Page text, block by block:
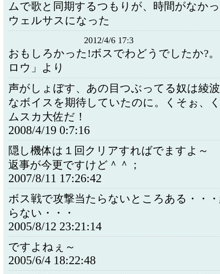
ムで歌と同期するつもりが、時間がなか
ウェルサスになった
2012/4/6 17:3
おもしろかった!ボスでわどうでしたか?
ロウ」より
声がしょぼす、あの目つぶってる奴は綾
なボイスを期待していたのに。くそぉ、
ムスカ大佐だ！
2008/4/19 0:7:16
隠し機体は１回クリアすればでますよ～
返事が今更ですけど＾＾；
2007/8/11 17:26:42
ボス戦で攻撃当たらないところある・・
らない・・・
2005/8/12 23:21:14
ですよねぇ～
2005/6/4 18:22:48